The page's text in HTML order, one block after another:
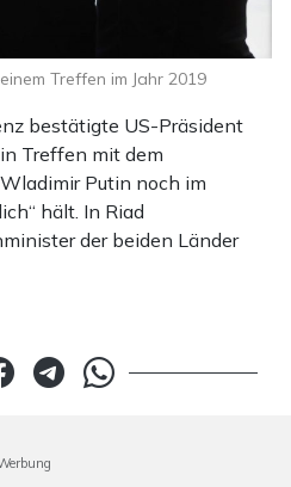
bestätigte US-Präsident
Treffen mit dem
Putin noch im
hält. In Riad
der beiden Länder
Treffen im Jahr 2019